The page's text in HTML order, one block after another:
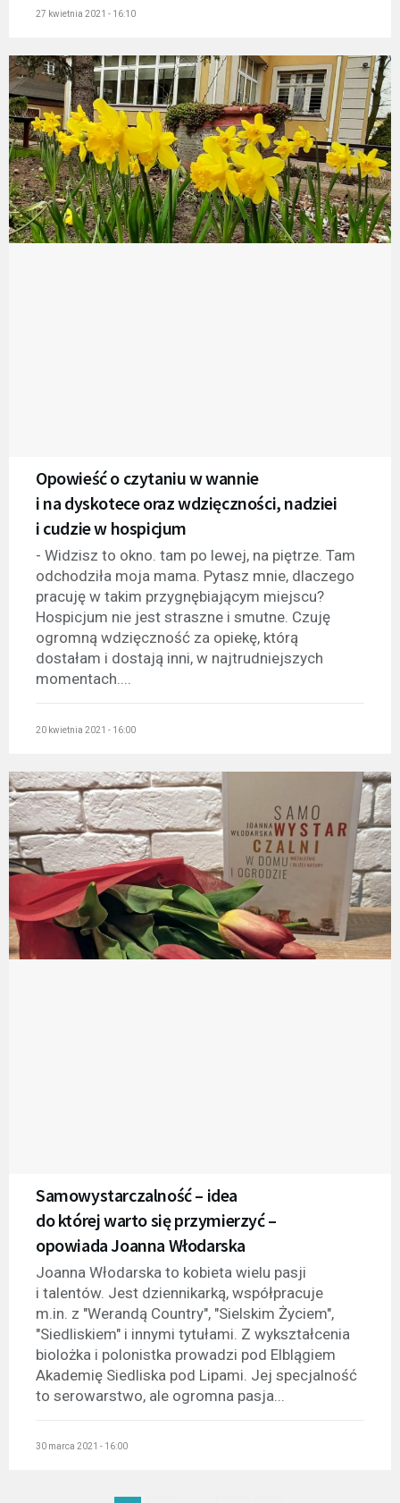
27 kwietnia 2021 - 16:10
Opowieść o czytaniu w wannie
i na dyskotece oraz wdzięczności, nadziei
i cudzie w hospicjum
- Widzisz to okno. tam po lewej, na piętrze. Tam
odchodziła moja mama. Pytasz mnie, dlaczego
pracuję w takim przygnębiającym miejscu?
Hospicjum nie jest straszne i smutne. Czuję
ogromną wdzięczność za opiekę, którą
dostałam i dostają inni, w najtrudniejszych
momentach....
20 kwietnia 2021 - 16:00
Samowystarczalność – idea
do której warto się przymierzyć –
opowiada Joanna Włodarska
Joanna Włodarska to kobieta wielu pasji
i talentów. Jest dziennikarką, współpracuje
m.in. z "Werandą Country", "Sielskim Życiem",
"Siedliskiem" i innymi tytułami. Z wykształcenia
biolożka i polonistka prowadzi pod Elblągiem
Akademię Siedliska pod Lipami. Jej specjalność
to serowarstwo, ale ogromna pasja...
30 marca 2021 - 16:00